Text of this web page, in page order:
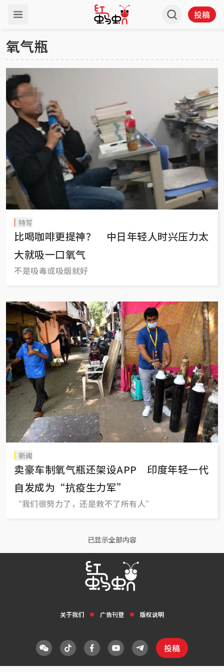
投稿
氧气瓶
特写
比喝咖啡更提神？ 中日年轻人时兴压力太
大就吸一口氧气
不是吸毒或吸烟就好
新闻
卖豪车制氧气瓶还架设APP 印度年轻一代
自发成为“抗疫生力军”
“我们很努力了，还是救不了所有人”
已显示全部内容
关于我们 广告刊登 版权说明
投稿